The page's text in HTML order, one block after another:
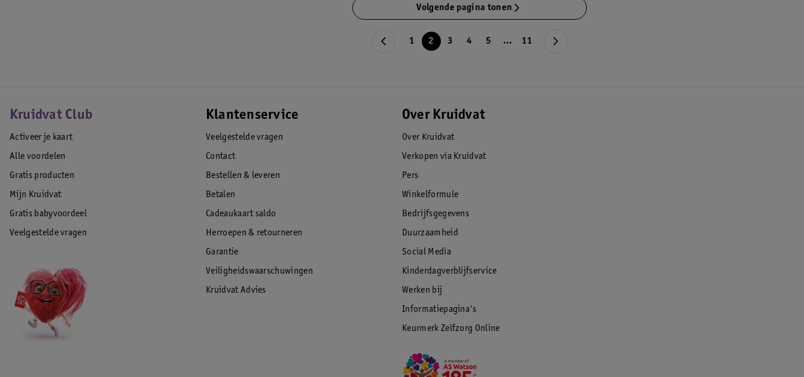
Volgende pagina tonen
1 2 3 4 5 ... 11
Kruidvat Club
Activeer je kaart
Alle voordelen
Gratis producten
Mijn Kruidvat
Gratis babyvoordeel
Veelgestelde vragen
Klantenservice
Veelgestelde vragen
Contact
Bestellen & leveren
Betalen
Cadeaukaart saldo
Herroepen & retourneren
Garantie
Veiligheidswaarschuwingen
Kruidvat Advies
Over Kruidvat
Over Kruidvat
Verkopen via Kruidvat
Pers
Winkelformule
Bedrijfsgegevens
Duurzaamheid
Social Media
Kinderdagverblijfservice
Werken bij
Informatiepagina's
Keurmerk Zelfzorg Online